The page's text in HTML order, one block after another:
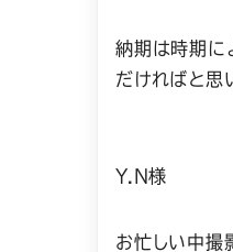
納期は時期に
だければと思
Y.N様
お忙しい中撮